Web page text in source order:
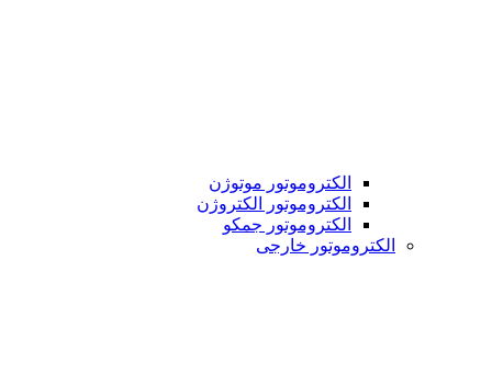
الکتروموتور موتوژن
الکتروموتور الکتروژن
الکتروموتور جمکو
الکتروموتور خارجی